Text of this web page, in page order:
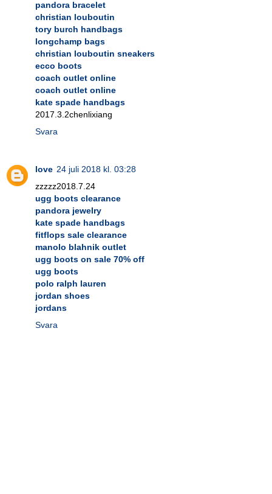
pandora bracelet
christian louboutin
tory burch handbags
longchamp bags
christian louboutin sneakers
ecco boots
coach outlet online
coach outlet online
kate spade handbags
2017.3.2chenlixiang
Svara
love 24 juli 2018 kl. 03:28
zzzzz2018.7.24
ugg boots clearance
pandora jewelry
kate spade handbags
fitflops sale clearance
manolo blahnik outlet
ugg boots on sale 70% off
ugg boots
polo ralph lauren
jordan shoes
jordans
Svara